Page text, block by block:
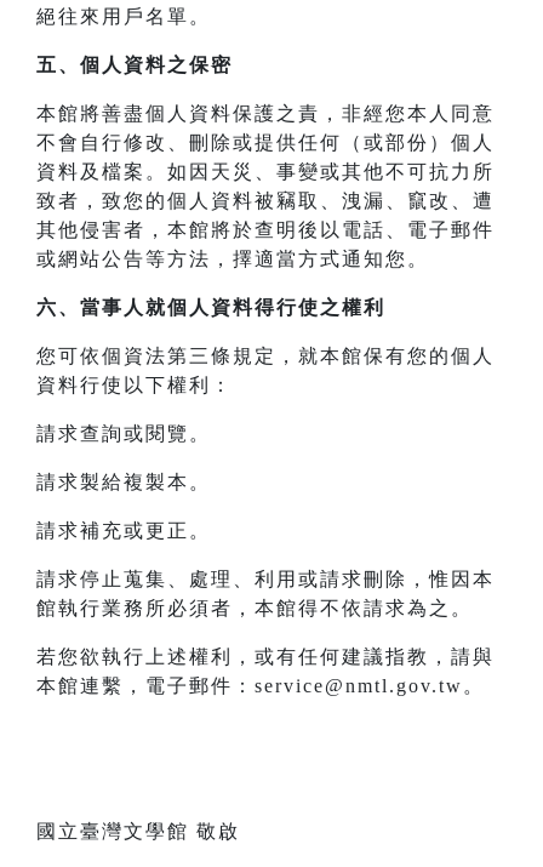
絕往來用戶名單。
五、個人資料之保密
本館將善盡個人資料保護之責，非經您本人同意
不會自行修改、刪除或提供任何（或部份）個人
資料及檔案。如因天災、事變或其他不可抗力所
致者，致您的個人資料被竊取、洩漏、竄改、遭
其他侵害者，本館將於查明後以電話、電子郵件
或網站公告等方法，擇適當方式通知您。
六、當事人就個人資料得行使之權利
您可依個資法第三條規定，就本館保有您的個人
資料行使以下權利：
請求查詢或閱覽。
請求製給複製本。
請求補充或更正。
請求停止蒐集、處理、利用或請求刪除，惟因本
館執行業務所必須者，本館得不依請求為之。
若您欲執行上述權利，或有任何建議指教，請與
本館連繫，電子郵件：service@nmtl.gov.tw。
國立臺灣文學館 敬啟